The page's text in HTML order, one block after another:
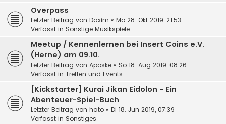
Overpass
Letzter Beitrag von Daxim « Mo 28. Okt 2019, 21:53
Verfasst in Sonstige Musikspiele
Meetup / Kennenlernen bei Insert Coins e.V.
(Herne) am 09.10.
Letzter Beitrag von Aposke « So 18. Aug 2019, 08:26
Verfasst in Treffen und Events
[Kickstarter] Kurai Jikan Eidolon - Ein
Abenteuer-Spiel-Buch
Letzter Beitrag von hato « Di 18. Jun 2019, 07:39
Verfasst in Sonstiges